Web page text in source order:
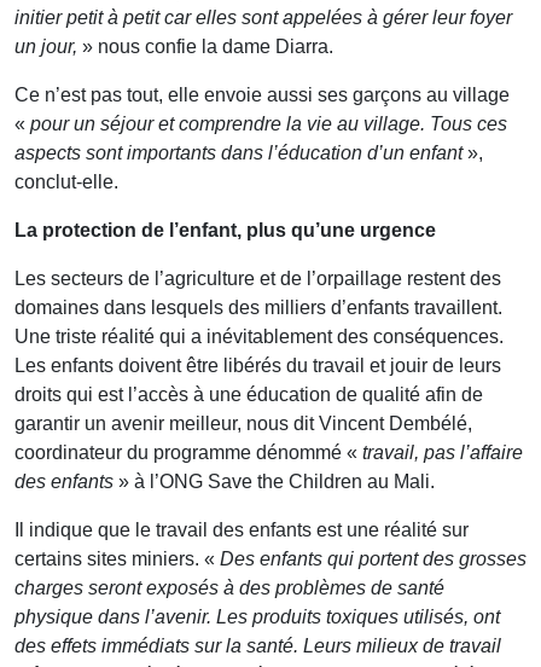
initier petit à petit car elles sont appelées à gérer leur foyer
un jour, » nous confie la dame Diarra.
Ce n’est pas tout, elle envoie aussi ses garçons au village
« pour un séjour et comprendre la vie au village. Tous ces
aspects sont importants dans l’éducation d’un enfant»,
conclut-elle.
La protection de l’enfant, plus qu’une urgence
Les secteurs de l’agriculture et de l’orpaillage restent des
domaines dans lesquels des milliers d’enfants travaillent.
Une triste réalité qui a inévitablement des conséquences.
Les enfants doivent être libérés du travail et jouir de leurs
droits qui est l’accès à une éducation de qualité afin de
garantir un avenir meilleur, nous dit Vincent Dembélé,
coordinateur du programme dénommé « travail, pas l’affaire
des enfants » à l’ONG Save the Children au Mali.
Il indique que le travail des enfants est une réalité sur
certains sites miniers. « Des enfants qui portent des grosses
charges seront exposés à des problèmes de santé
physique dans l’avenir. Les produits toxiques utilisés, ont
des effets immédiats sur la santé. Leurs milieux de travail